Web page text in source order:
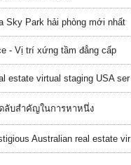
Sky Park hải phòng mới nhất
- Vị trí xứng tầm đẳng cấp
estate virtual staging USA ser
ลับสำคัญในการหาหนึ่ง
Australian real estate vir